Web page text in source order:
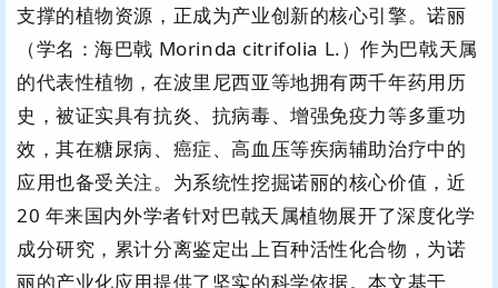
支撑的植物资源，正成为产业创新的核心引擎。诺丽
（学名：海巴戟 Morinda citrifolia L.）作为巴戟天属
的代表性植物，在波里尼西亚等地拥有两千年药用历
史，被证实具有抗炎、抗病毒、增强免疫力等多重功
效，其在糖尿病、癌症、高血压等疾病辅助治疗中的
应用也备受关注。为系统性挖掘诺丽的核心价值，近
20 年来国内外学者针对巴戟天属植物展开了深度化学
成分研究，累计分离鉴定出上百种活性化合物，为诺
丽的产业化应用提供了坚实的科学依据。本文基于